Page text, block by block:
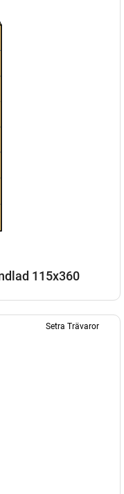
115x360
Setra Trävaror